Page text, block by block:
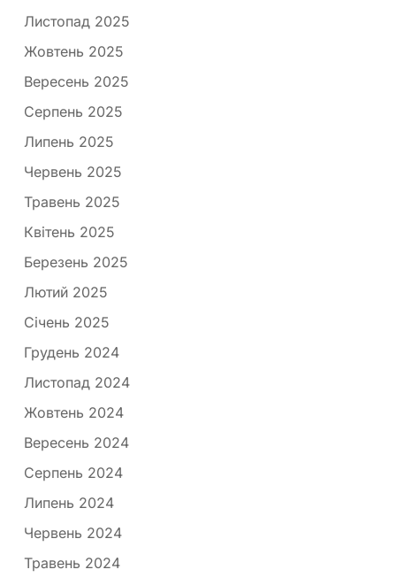
Листопад 2025
Жовтень 2025
Вересень 2025
Серпень 2025
Липень 2025
Червень 2025
Травень 2025
Квітень 2025
Березень 2025
Лютий 2025
Січень 2025
Грудень 2024
Листопад 2024
Жовтень 2024
Вересень 2024
Серпень 2024
Липень 2024
Червень 2024
Травень 2024